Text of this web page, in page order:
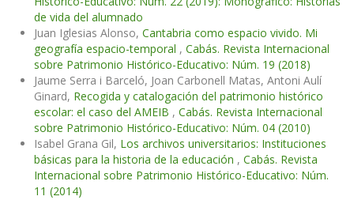
de vida del alumnado
Juan Iglesias Alonso, Cantabria como espacio vivido. Mi
geografía espacio-temporal , Cabás. Revista Internacional
sobre Patrimonio Histórico-Educativo: Núm. 19 (2018)
Jaume Serra i Barceló, Joan Carbonell Matas, Antoni Aulí
Ginard, Recogida y catalogación del patrimonio histórico
escolar: el caso del AMEIB , Cabás. Revista Internacional
sobre Patrimonio Histórico-Educativo: Núm. 04 (2010)
Isabel Grana Gil, Los archivos universitarios: Instituciones
básicas para la historia de la educación , Cabás. Revista
Internacional sobre Patrimonio Histórico-Educativo: Núm.
11 (2014)